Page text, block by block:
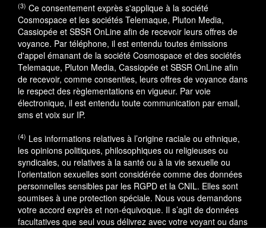
(3) Ce consentement exprès s'applique à la société
Cosmospace et les sociétés Telemaque, Pluton Media,
Cassiopée et SBSR OnLine afin de recevoir leurs offres de
voyance. Par téléphone, il est entendu toutes émissions
d'appel émanant de la société Cosmospace et des sociétés
Telemaque, Pluton Media, Cassiopée et SBSR OnLine afin
de recevoir, comme consenties, leurs offres de voyance dans
le respect des règlementations en vigueur. Par voie
électronique, il est entendu toute communication par email,
sms et voix sur IP.
(4) Les informations relatives à l’origine raciale ou ethnique,
les opinions politiques, philosophiques ou religieuses ou
syndicales, ou relatives à la santé ou à la vie sexuelle ou
l’orientation sexuelles sont considérée comme des données
personnelles sensibles par les RGPD et la CNIL. Elles sont
soumises à une protection spéciale. Nous vous demandons
votre accord exprès et non-équivoque. Il s’agit de données
facultatives que seul vous délivrez avec votre voyant ou dans